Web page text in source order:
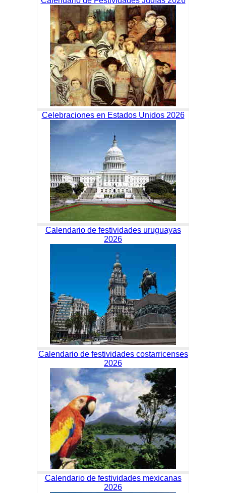
Celebraciones en Estados Unidos 2026
Calendario de festividades uruguayas
2026
Calendario de festividades costarricenses
2026
Calendario de festividades mexicanas
2026